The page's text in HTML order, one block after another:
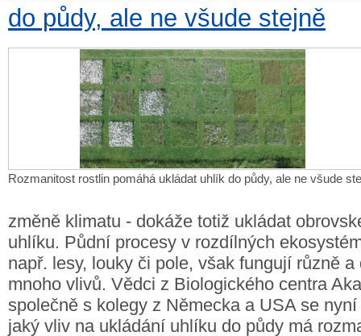
do půdy, ale ne všude stejně
Rozmanitost rostlin pomáhá ukládat uhlík do půdy, ale ne všude
změně klimatu - dokáže totiž ukládat
uhlíku. Půdní procesy v rozdílných
např. lesy, louky či pole, však fungují různě
mnoho vlivů. Vědci z Biologického centra
společně s kolegy z Německa a USA se
jaký vliv na ukládání uhlíku do půdy má